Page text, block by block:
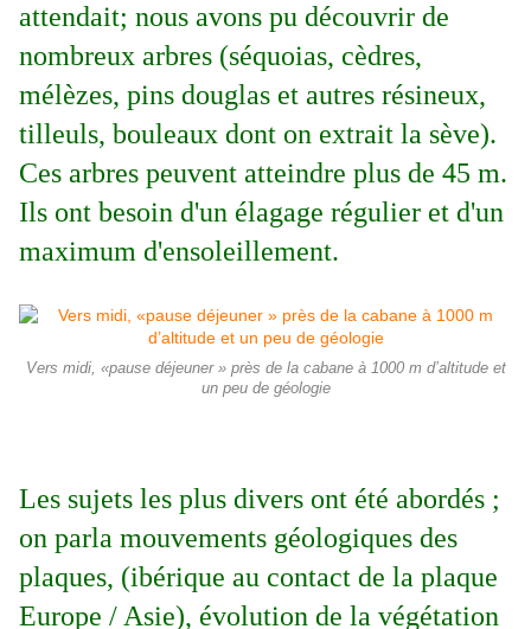
attendait; nous avons pu découvrir de
nombreux arbres (séquoias, cèdres,
mélèzes, pins douglas et autres résineux,
tilleuls, bouleaux dont on extrait la sève).
Ces arbres peuvent atteindre plus de 45 m.
Ils ont besoin d'un élagage régulier et d'un
maximum d'ensoleillement.
Vers midi, «pause déjeuner » près de la cabane à 1000 m d’altitude et
un peu de géologie
Les sujets les plus divers ont été abordés ;
on parla mouvements géologiques des
plaques, (ibérique au contact de la plaque
Europe / Asie), évolution de la végétation